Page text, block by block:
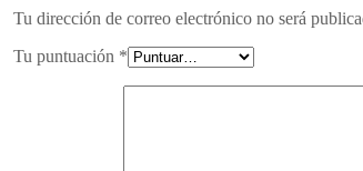
Tu dirección de correo electrónico no será
Tu puntuación *